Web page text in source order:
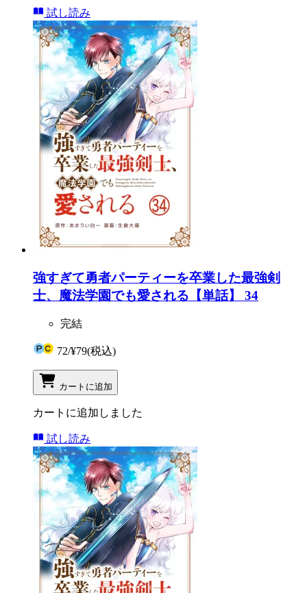
試し読み
強すぎて勇者パーティーを卒業した最強剣
士、魔法学園でも愛される【単話】 34
完結
72/¥79(税込)
カートに追加
カートに追加しました
試し読み